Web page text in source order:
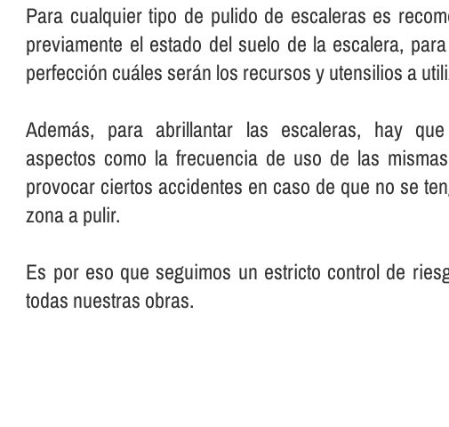
Para cualquier tipo de pulido de escaleras es
previamente el estado del suelo de la escalera,
perfección cuáles serán los recursos y utensilios a
Además, para abrillantar las escaleras, hay
aspectos como la frecuencia de uso de las
provocar ciertos accidentes en caso de que no se
zona a pulir.
Es por eso que seguimos un estricto control de
todas nuestras obras.